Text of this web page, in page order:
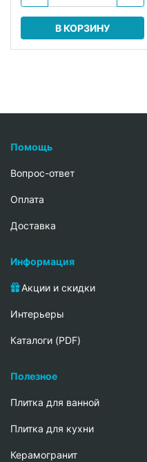
В КОРЗИНУ
Помощь
Вопрос-ответ
Oплата
Доставка
Информация
Акции и скидки
Интерьеры
Каталоги (PDF)
Полезное
Плитка для ванной
Плитка для кухни
Керамогранит